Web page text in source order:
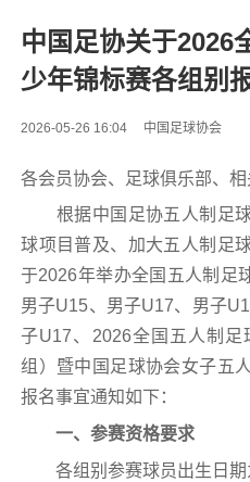
中国足协关于2026
少年锦标赛各组别
2026-05-26 16:04 中国足球协会
各会员协会、足球俱乐部、相
根据中国足协五人制足球
球项目普及、加大五人制足
于2026年举办全国五人制足
男子U15、男子U17、男子
子U17、2026全国五人制
组）暨中国足球协会女子五
报名事宜通知如下：
一、参赛资格要求
各组别参赛球员出生日期